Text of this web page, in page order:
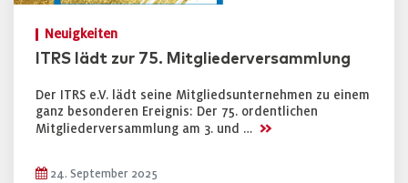
Neuigkeiten
ITRS lädt zur 75. Mitgliederversammlung
Der ITRS e.V. lädt seine Mitgliedsunternehmen zu einem
ganz besonderen Ereignis: Der 75. ordentlichen
Mitgliederversammlung am 3. und … >>
24. September 2025